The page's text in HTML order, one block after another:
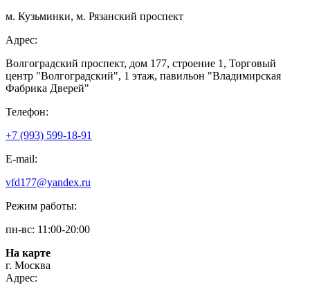
м. Кузьминки, м. Рязанский проспект
Адрес:
Волгоградский проспект, дом 177, строение 1, Торговый
центр "Волгоградский", 1 этаж, павильон "Владимирская
Фабрика Дверей"
Телефон:
+7 (993) 599-18-91
E-mail:
vfd177@yandex.ru
Режим работы:
пн-вс: 11:00-20:00
На карте
г. Москва
Адрес: